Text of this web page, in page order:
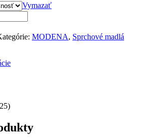
Vymazať
MODENA, Sprchové madlá